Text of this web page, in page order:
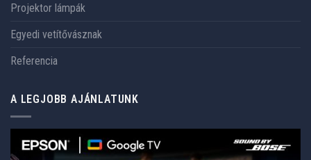
Projektor lámpák
Egyedi vetítővásznak
Referencia
A LEGJOBB AJÁNLATUNK